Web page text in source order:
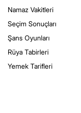
Namaz Vakitleri
Seçim Sonuçları
Şans Oyunları
Rüya Tabirleri
Yemek Tarifleri